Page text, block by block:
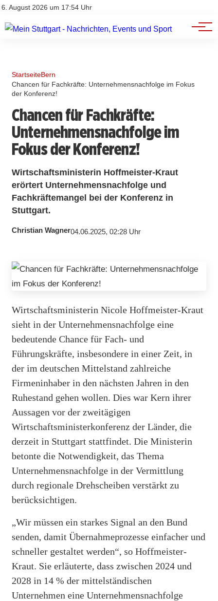
6. August 2026 um 17:54 Uhr
Impressum
Branchenbuch
Werbung
StartseiteBern
Chancen für Fachkräfte: Unternehmensnachfolge im Fokus
der Konferenz!
Chancen für Fachkräfte:
Unternehmensnachfolge im
Fokus der Konferenz!
Wirtschaftsministerin Hoffmeister-Kraut
erörtert Unternehmensnachfolge und
Fachkräftemangel bei der Konferenz in
Stuttgart.
Christian Wagner04.06.2025, 02:28 Uhr
Wirtschaftsministerin Nicole Hoffmeister-Kraut
sieht in der Unternehmensnachfolge eine
bedeutende Chance für Fach- und
Führungskräfte, insbesondere in einer Zeit, in
der im deutschen Mittelstand zahlreiche
Firmeninhaber in den nächsten Jahren in den
Ruhestand gehen wollen. Dies war Kern ihrer
Aussagen vor der zweitägigen
Wirtschaftsministerkonferenz der Länder, die
derzeit in Stuttgart stattfindet. Die Ministerin
betonte die Notwendigkeit, das Thema
Unternehmensnachfolge in der Vermittlung
durch regionale Drehscheiben verstärkt zu
berücksichtigen.
„Wir müssen ein starkes Signal an den Bund
senden, damit Übernahmeprozesse einfacher und
schneller gestaltet werden“, so Hoffmeister-
Kraut. Sie erläuterte, dass zwischen 2024 und
2028 in 14 % der mittelständischen
Unternehmen eine Unternehmensnachfolge